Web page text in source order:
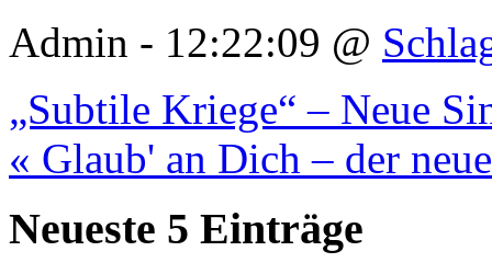
Admin - 12:22:09 @
„Subtile Kriege“ – Neue
« Glaub' an Dich – der
Neueste 5 Einträge